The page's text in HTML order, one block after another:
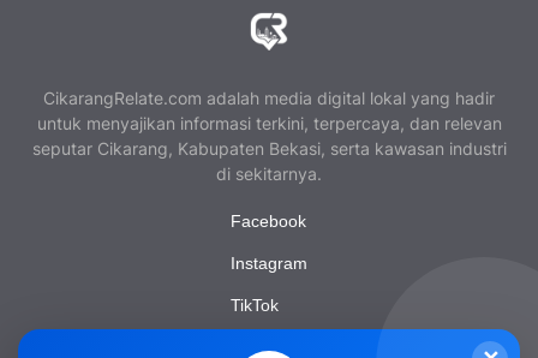
CikarangRelate.com adalah media digital lokal yang hadir
untuk menyajikan informasi terkini, terpercaya, dan relevan
seputar Cikarang, Kabupaten Bekasi, serta kawasan industri
di sekitarnya.
Facebook
Instagram
TikTok
YouTube